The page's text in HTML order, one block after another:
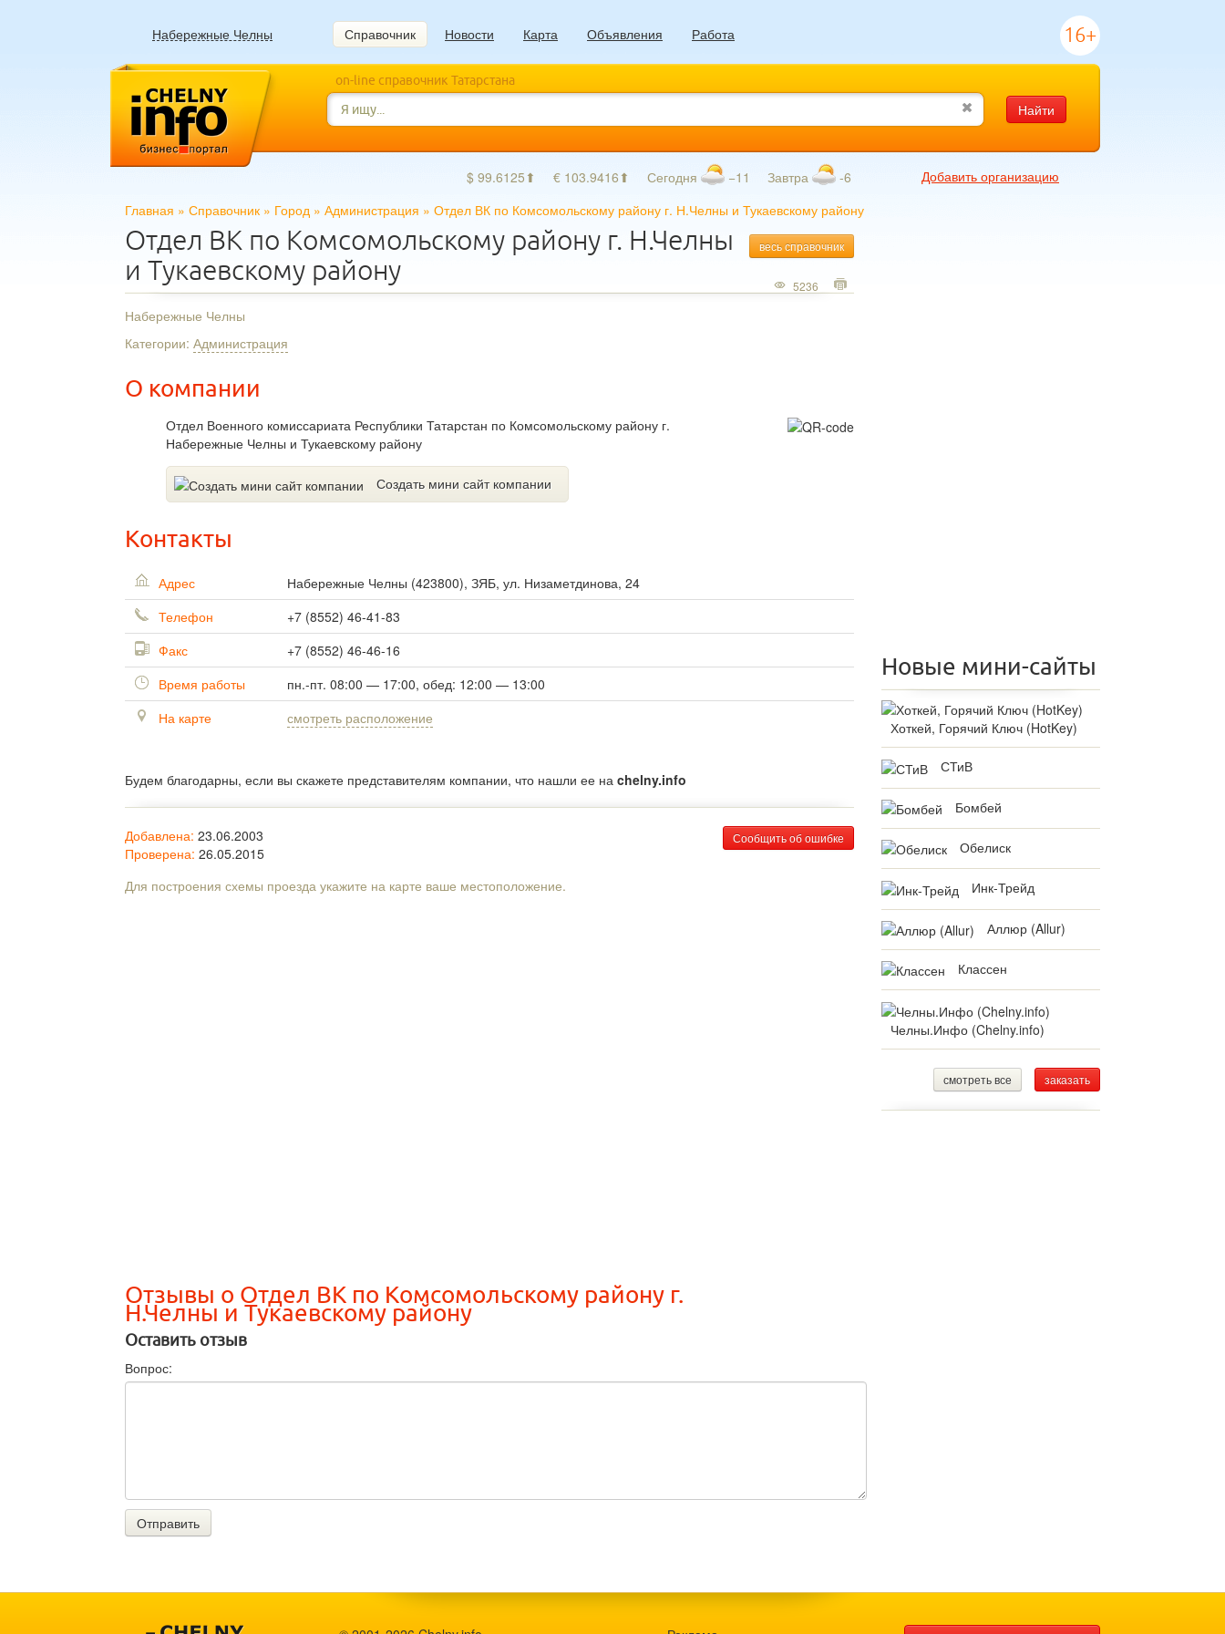
Набережные Челны Справочник Новости Карта Объявления Работа 16+
on-line справочник Татарстана
Найти
$ 99.6125⬆ € 103.9416⬆ Сегодня −11 Завтра -6
Добавить организацию
Главная » Справочник » Город » Администрация » Отдел ВК по Комсомольскому району г. Н.Челны и Тукаевскому району
весь справочник
Отдел ВК по Комсомольскому району г. Н.Челны
и Тукаевскому району
Набережные Челны
Категории: Администрация
О компании
Отдел Военного комиссариата Республики Татарстан по Комсомольскому району г.
Набережные Челны и Тукаевскому району
Создать мини сайт компании
5236
Контакты
Адрес Набережные Челны (423800), ЗЯБ, ул. Низаметдинова, 24
Телефон
+7 (8552) 46-41-83
Факс
+7 (8552) 46-46-16
Время работы
пн.-пт. 08:00 — 17:00, обед: 12:00 — 13:00
На карте
смотреть расположение
Будем благодарны, если вы скажете представителям компании, что нашли ее на chelny.info
Сообщить об ошибке
Добавлена: 23.06.2003
Проверена: 26.05.2015
Для построения схемы проезда укажите на карте ваше местоположение.
Отзывы о Отдел ВК по Комсомольскому району г.
Н.Челны и Тукаевскому району
Оставить отзыв
Вопрос:
Отправить
Новые мини-сайты
Хоткей, Горячий Ключ (HotKey)
СТиВ
Бомбей
Обелиск
Инк-Трейд
Аллюр (Allur)
Классен
Челны.Инфо (Chelny.info)
смотреть все заказать